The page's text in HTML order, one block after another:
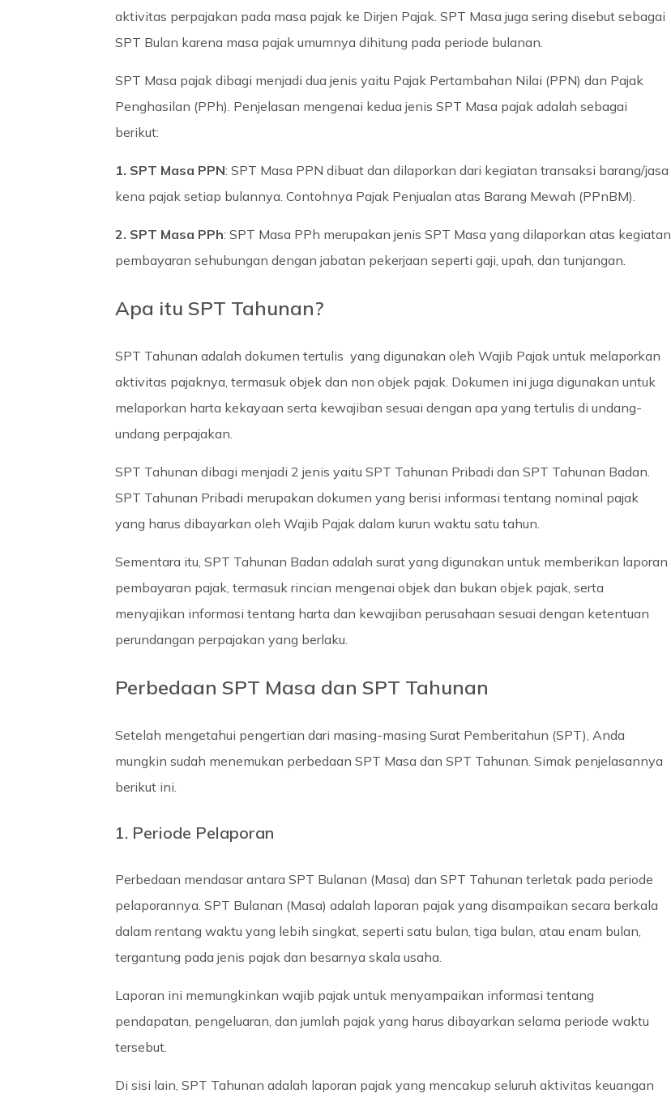
aktivitas perpajakan pada masa pajak ke Dirjen Pajak. SPT Masa juga sering disebut sebagai
SPT Bulan karena masa pajak umumnya dihitung pada periode bulanan.
SPT Masa pajak dibagi menjadi dua jenis yaitu Pajak Pertambahan Nilai (PPN) dan Pajak
Penghasilan (PPh). Penjelasan mengenai kedua jenis SPT Masa pajak adalah sebagai
berikut:
1. SPT Masa PPN: SPT Masa PPN dibuat dan dilaporkan dari kegiatan transaksi barang/jasa
kena pajak setiap bulannya. Contohnya Pajak Penjualan atas Barang Mewah (PPnBM).
2. SPT Masa PPh: SPT Masa PPh merupakan jenis SPT Masa yang dilaporkan atas kegiatan
pembayaran sehubungan dengan jabatan pekerjaan seperti gaji, upah, dan tunjangan.
Apa itu SPT Tahunan?
SPT Tahunan adalah dokumen tertulis yang digunakan oleh Wajib Pajak untuk melaporkan
aktivitas pajaknya, termasuk objek dan non objek pajak. Dokumen ini juga digunakan untuk
melaporkan harta kekayaan serta kewajiban sesuai dengan apa yang tertulis di undang-
undang perpajakan.
SPT Tahunan dibagi menjadi 2 jenis yaitu SPT Tahunan Pribadi dan SPT Tahunan Badan.
SPT Tahunan Pribadi merupakan dokumen yang berisi informasi tentang nominal pajak
yang harus dibayarkan oleh Wajib Pajak dalam kurun waktu satu tahun.
Sementara itu, SPT Tahunan Badan adalah surat yang digunakan untuk memberikan laporan
pembayaran pajak, termasuk rincian mengenai objek dan bukan objek pajak, serta
menyajikan informasi tentang harta dan kewajiban perusahaan sesuai dengan ketentuan
perundangan perpajakan yang berlaku.
Perbedaan SPT Masa dan SPT Tahunan
Setelah mengetahui pengertian dari masing-masing Surat Pemberitahun (SPT), Anda
mungkin sudah menemukan perbedaan SPT Masa dan SPT Tahunan. Simak penjelasannya
berikut ini.
1. Periode Pelaporan
Perbedaan mendasar antara SPT Bulanan (Masa) dan SPT Tahunan terletak pada periode
pelaporannya. SPT Bulanan (Masa) adalah laporan pajak yang disampaikan secara berkala
dalam rentang waktu yang lebih singkat, seperti satu bulan, tiga bulan, atau enam bulan,
tergantung pada jenis pajak dan besarnya skala usaha.
Laporan ini memungkinkan wajib pajak untuk menyampaikan informasi tentang
pendapatan, pengeluaran, dan jumlah pajak yang harus dibayarkan selama periode waktu
tersebut.
Di sisi lain, SPT Tahunan adalah laporan pajak yang mencakup seluruh aktivitas keuangan